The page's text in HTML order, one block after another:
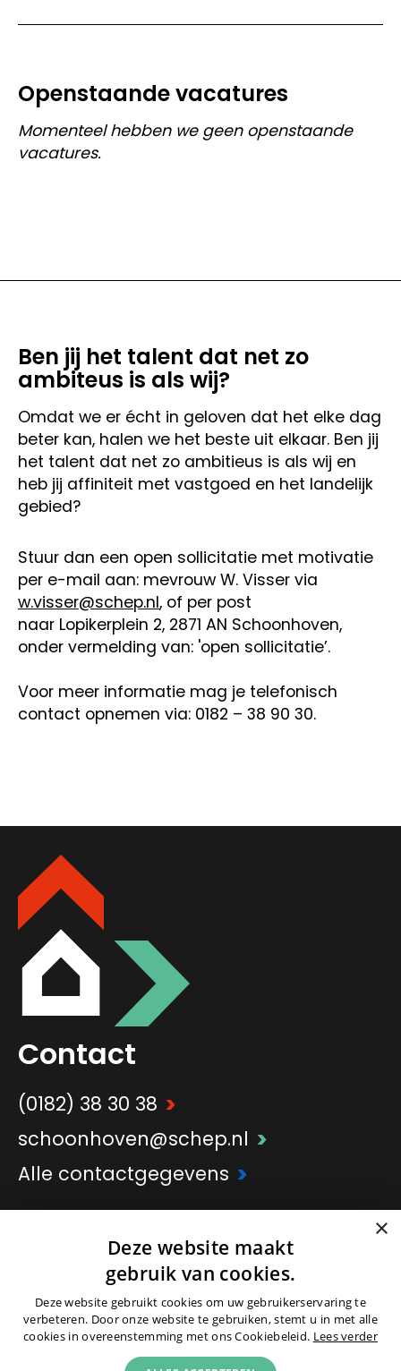
Openstaande vacatures
Momenteel hebben we geen openstaande
vacatures.
Ben jij het talent dat net zo
ambiteus is als wij?
Omdat we er écht in geloven dat het elke dag
beter kan, halen we het beste uit elkaar. Ben jij
het talent dat net zo ambitieus is als wij en
heb jij affiniteit met vastgoed en het landelijk
gebied?
Stuur dan een open sollicitatie met motivatie
per e-mail aan: mevrouw W. Visser via
w.visser@schep.nl, of per post
naar Lopikerplein 2, 2871 AN Schoonhoven,
onder vermelding van: 'open sollicitatie’.
Voor meer informatie mag je telefonisch
contact opnemen via: 0182 – 38 90 30.
Contact
(0182) 38 30 38 >
schoonhoven@schep.nl >
Alle contactgegevens >
Onderdeel vanSchep Groep ×
Deze website maakt
gebruik van cookies.
Deze website gebruikt cookies om uw gebruikerservaring te
verbeteren. Door onze website te gebruiken, stemt u in met alle
cookies in overeenstemming met ons Cookiebeleid. Lees verder